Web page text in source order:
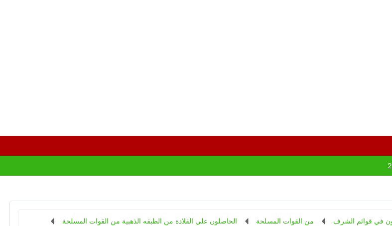
في قوائم الشرف من القوات المسلحة
الحاصلون علي القلادة من الطبقه الذهبية من القوات المسلحة